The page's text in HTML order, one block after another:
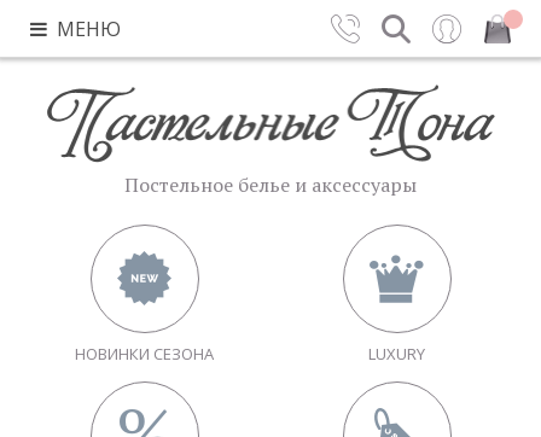
МЕНЮ Вход Закрыть
Постельное белье и аксессуары
НОВИНКИ СЕЗОНА LUXURY